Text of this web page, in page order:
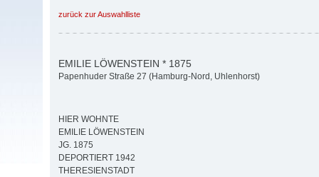
zurück zur Auswahlliste
EMILIE LÖWENSTEIN * 1875
Papenhuder Straße 27 (Hamburg-Nord, Uhlenhorst)
HIER WOHNTE
EMILIE LÖWENSTEIN
JG. 1875
DEPORTIERT 1942
THERESIENSTADT